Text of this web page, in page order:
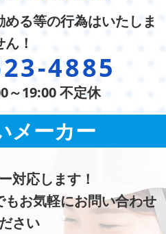
る等の行為はいたしま
ん！
4885
～19:00 不定休
メーカー
対応します！
お気軽にお問い合わせ
さい